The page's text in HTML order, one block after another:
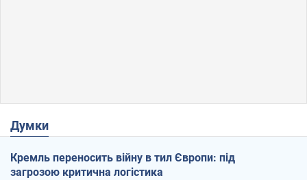
Думки
Кремль переносить війну в тил Європи: під
загрозою критична логістика